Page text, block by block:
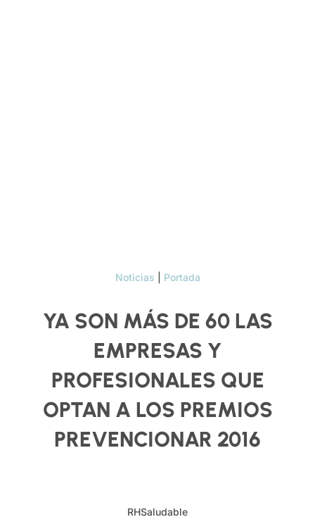
Noticias Portada
YA SON MÁS DE 60 LAS
EMPRESAS Y
PROFESIONALES QUE
OPTAN A LOS PREMIOS
PREVENCIONAR 2016
RHSaludable